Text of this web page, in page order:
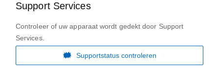
Support Services
Controleer of uw apparaat wordt gedekt door Support
Services.
Supportstatus controleren